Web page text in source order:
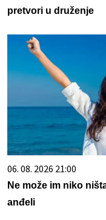
pretvori u druženje
06. 08. 2026 21:00
Ne može im niko
anđeli